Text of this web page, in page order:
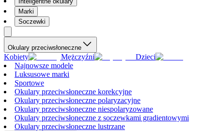
Marki
Soczewki
Okulary przeciwsłoneczne
Kobiety Mężczyźni
Dzieci
Najnowsze modele
Luksusowe marki
Sportowe
Okulary przeciwsłoneczne korekcyjne
Okulary przeciwsłoneczne polaryzacyjne
Okulary przeciwsłoneczne niespolaryzowane
Okulary przeciwsłoneczne z soczewkami gradientowymi
Okulary przeciwsłoneczne lustrzane